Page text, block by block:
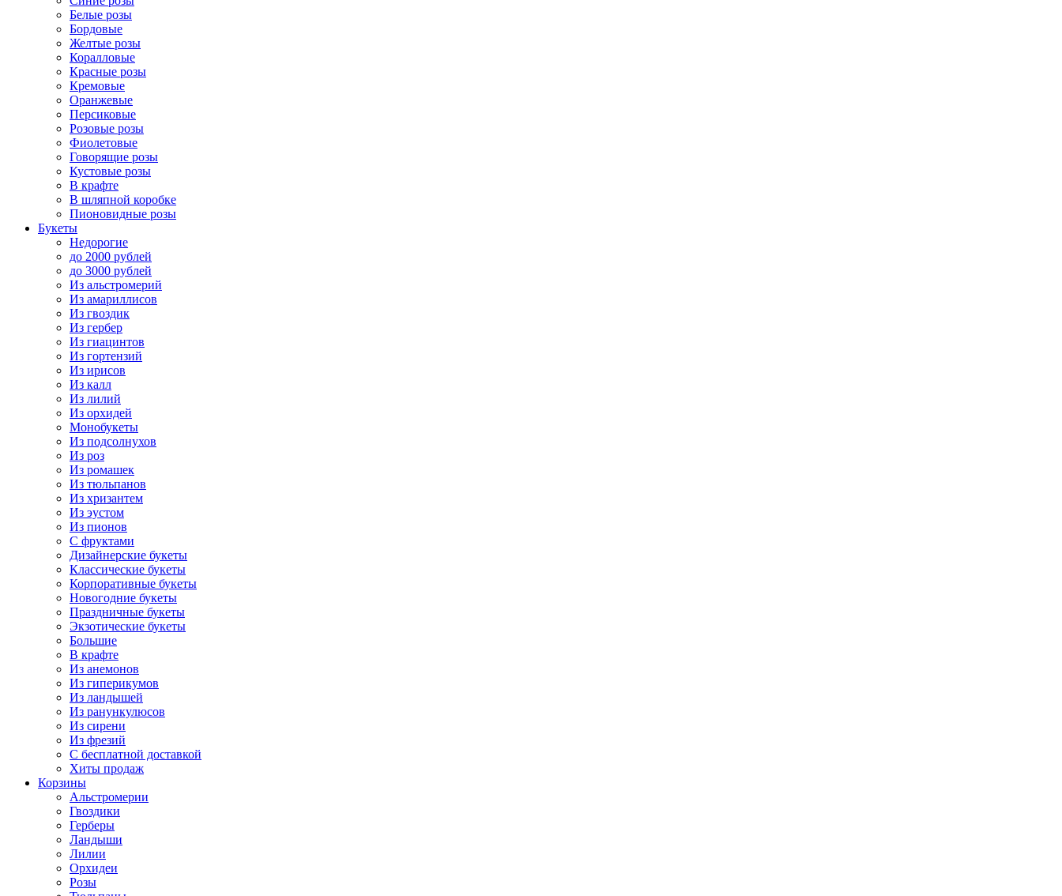
Белые розы
Бордовые
Желтые розы
Коралловые
Красные розы
Кремовые
Оранжевые
Персиковые
Розовые розы
Фиолетовые
Говорящие розы
Кустовые розы
В крафте
В шляпной коробке
Пионовидные розы
Букеты
Недорогие
до 2000 рублей
до 3000 рублей
Из альстромерий
Из амариллисов
Из гвоздик
Из гербер
Из гиацинтов
Из гортензий
Из ирисов
Из калл
Из лилий
Из орхидей
Монобукеты
Из подсолнухов
Из роз
Из ромашек
Из тюльпанов
Из хризантем
Из эустом
Из пионов
С фруктами
Дизайнерские букеты
Классические букеты
Корпоративные букеты
Новогодние букеты
Праздничные букеты
Экзотические букеты
Большие
В крафте
Из анемонов
Из гиперикумов
Из ландышей
Из ранункулюсов
Из сирени
Из фрезий
С бесплатной доставкой
Хиты продаж
Корзины
Альстромерии
Гвоздики
Герберы
Ландыши
Лилии
Орхидеи
Розы